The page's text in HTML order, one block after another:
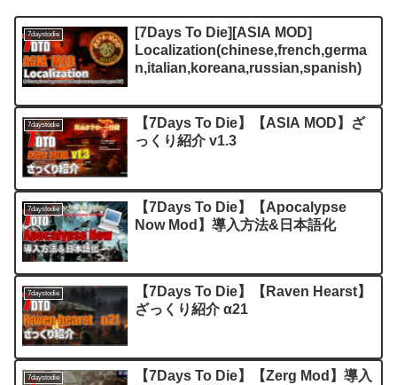
7daystodie
[7Days To Die][ASIA MOD]
Localization(chinese,french,germa
n,italian,koreana,russian,spanish)
7daystodie
【7Days To Die】【ASIA MOD】ざ
っくり紹介 v1.3
7daystodie
【7Days To Die】【Apocalypse
Now Mod】導入方法&日本語化
7daystodie
【7Days To Die】【Raven Hearst】
ざっくり紹介 α21
7daystodie
【7Days To Die】【Zerg Mod】導入